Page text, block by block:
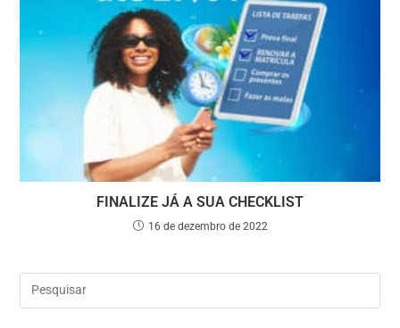
FINALIZE JÁ A SUA CHECKLIST
16 de dezembro de 2022